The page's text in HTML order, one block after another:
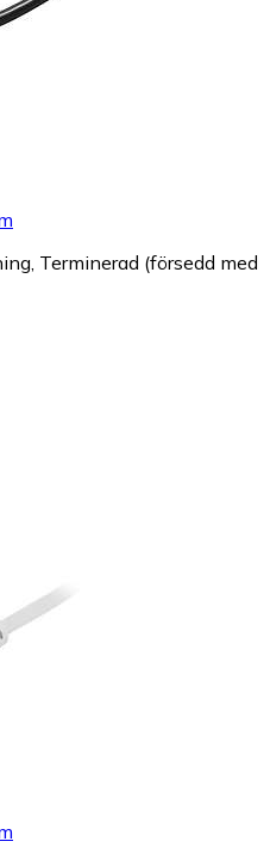
Terminerad (försedd med